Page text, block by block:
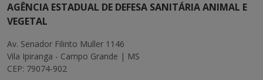
AGÊNCIA ESTADUAL DE DEFESA SANITÁRIA ANIMAL E
VEGETAL
Av. Senador Filinto Muller 1146
Vila Ipiranga - Campo Grande | MS
CEP: 79074-902